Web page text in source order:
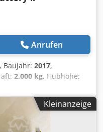
Anrufen
, Baujahr: 2017,
2.000 kg, Hubhöhe:
BT SWE 200 * EX
ID: 24110.7680
Tsck Mast: 2W2150
2150 mm
Kleinanzeige